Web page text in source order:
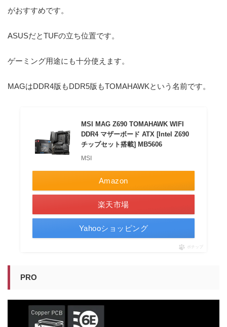
がおすすめです。
ASUSだとTUFの立ち位置です。
ゲーミング用途にも十分使えます。
MAGはDDR4版もDDR5版もTOMAHAWKという名前です。
MSI MAG Z690 TOMAHAWK WIFI
DDR4 マザーボード ATX [Intel Z690
チップセット搭載] MB5606
MSI
Amazon
楽天市場
Yahooショッピング
ポチップ
PRO